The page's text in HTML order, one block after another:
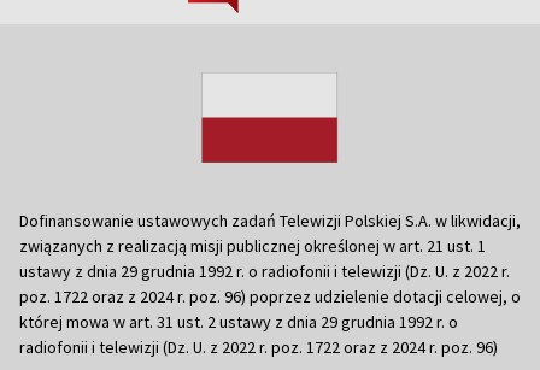
Dofinansowanie ustawowych zadań Telewizji Polskiej S.A. w likwidacji,
związanych z realizacją misji publicznej określonej w art. 21 ust. 1
ustawy z dnia 29 grudnia 1992 r. o radiofonii i telewizji (Dz. U. z 2022 r.
poz. 1722 oraz z 2024 r. poz. 96) poprzez udzielenie dotacji celowej, o
której mowa w art. 31 ust. 2 ustawy z dnia 29 grudnia 1992 r. o
radiofonii i telewizji (Dz. U. z 2022 r. poz. 1722 oraz z 2024 r. poz. 96)